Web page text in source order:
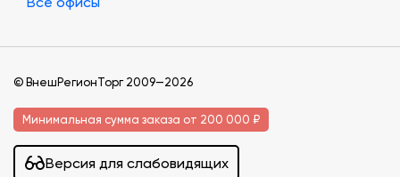
© ВнешРегионТорг 2009—2026
Минимальная сумма заказа от 200 000 ₽
Версия для слабовидящих